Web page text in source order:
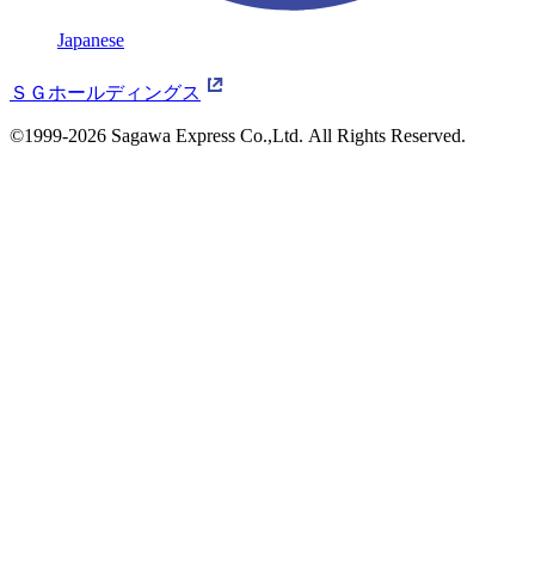
Japanese
ＳＧホールディングス
©1999-2026 Sagawa Express Co.,Ltd. All Rights Reserved.